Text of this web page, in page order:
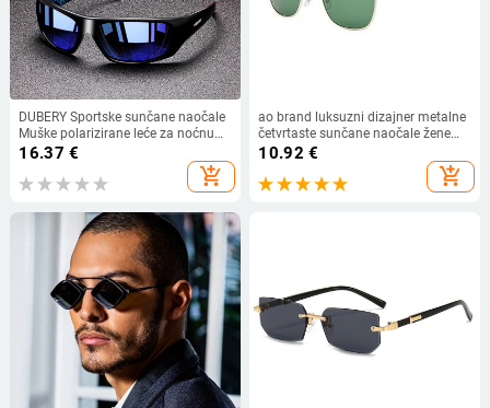
DUBERY Sportske sunčane naočale
Muške polarizirane leće za noćnu
vožnju Sunčane naočale Putne
naočale Sjenila Muške Gafas de sol
G22
16.37 €
add_shopping_cart
ao brand luksuzni dizajner metalne
četvrtaste sunčane naočale žene
muškarci 2023 moda poslovne
vozačke nijanse retro pilot oculos
de sol uv400
10.92 €
add_shopping_cart